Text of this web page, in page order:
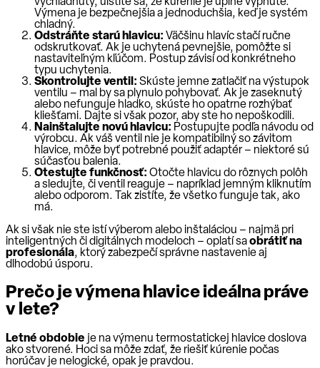
Výmena je bezpečnejšia a jednoduchšia, keď je systém
chladný.
Odstráňte starú hlavicu: Väčšinu hlavíc stačí ručne
odskrutkovať. Ak je uchytená pevnejšie, pomôžte si
nastaviteľným kľúčom. Postup závisí od konkrétneho
typu uchytenia.
Skontrolujte ventil: Skúste jemne zatlačiť na výstupok
ventilu – mal by sa plynulo pohybovať. Ak je zaseknutý
alebo nefunguje hladko, skúste ho opatrne rozhýbať
kliešťami. Dajte si však pozor, aby ste ho nepoškodili.
Nainštalujte novú hlavicu: Postupujte podľa návodu od
výrobcu. Ak váš ventil nie je kompatibilný so závitom
hlavice, môže byť potrebné použiť adaptér – niektoré sú
súčasťou balenia.
Otestujte funkčnosť: Otočte hlavicu do rôznych polôh
a sledujte, či ventil reaguje – napríklad jemným kliknutím
alebo odporom. Tak zistíte, že všetko funguje tak, ako
má.
Ak si však nie ste istí výberom alebo inštaláciou – najmä pri
inteligentných či digitálnych modeloch – oplatí saobrátiť na
profesionála, ktorý zabezpečí správne nastavenie aj
dlhodobú úsporu.
Prečo je výmena hlavice ideálna práve
v lete?
Letné obdobie je na výmenu termostatickej hlavice doslova
ako stvorené. Hoci sa môže zdať, že riešiť kúrenie počas
horúčav je nelogické, opak je pravdou.